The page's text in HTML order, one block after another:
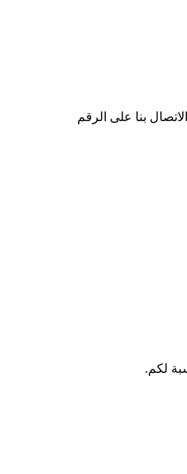
بنا على الرقم
لكم.